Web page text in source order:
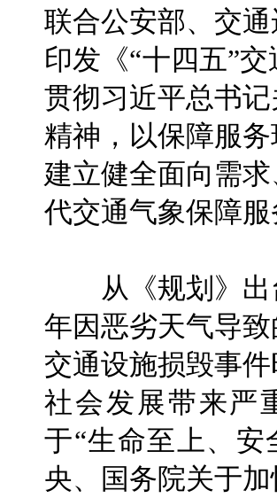
联合公安部、交
印发《“十四五”
贯彻习近平总书
精神，以保障服
建立健全面向需
代交通气象保障
从《规划》出
年因恶劣天气导
交通设施损毁事
社会发展带来严
于“生命至上、安
央、国务院关于